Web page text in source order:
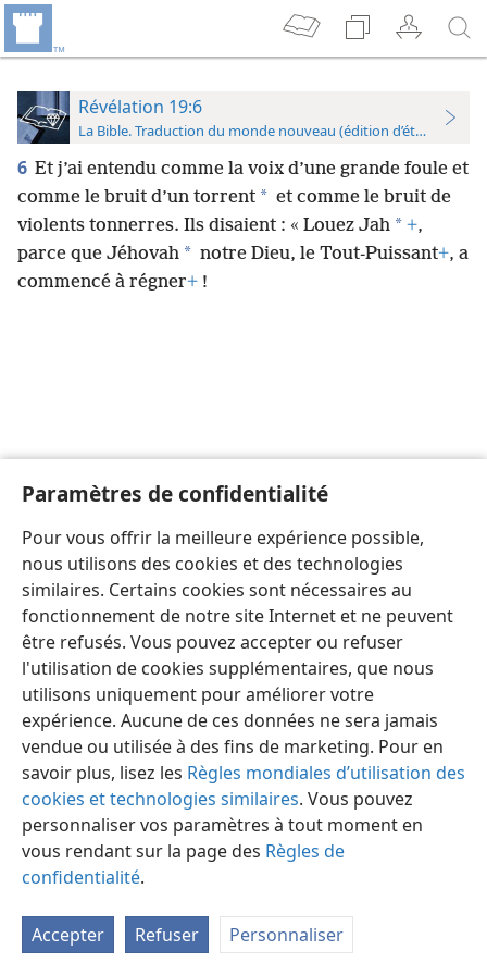
Paramètres de confidentialité
Pour vous offrir la meilleure expérience possible,
nous utilisons des cookies et des technologies
similaires. Certains cookies sont nécessaires au
fonctionnement de notre site Internet et ne peuvent
être refusés. Vous pouvez accepter ou refuser
l'utilisation de cookies supplémentaires, que nous
utilisons uniquement pour améliorer votre
expérience. Aucune de ces données ne sera jamais
vendue ou utilisée à des fins de marketing. Pour en
savoir plus, lisez les Règles mondiales d’utilisation des
cookies et technologies similaires. Vous pouvez
personnaliser vos paramètres à tout moment en
vous rendant sur la page des Règles de
confidentialité.
Accepter Refuser Personnaliser
Révélation 19:6
La Bible. Traduction du monde nouveau (édition d’étude)
6 Et j’ai entendu comme la voix d’une grande foule et
comme le bruit d’un torrent * et comme le bruit de
violents tonnerres. Ils disaient : « Louez Jah * +,
parce que Jéhovah * notre Dieu, le Tout-Puissant+, a
commencé à régner+ !
Préférences
Copyright© 2026 Watch Tower Bible and Tract Society of Pennsylvania
Conditions d’utilisation
Règles de confidentialité
Paramètres de confidentialité
JW.ORG Se connecter